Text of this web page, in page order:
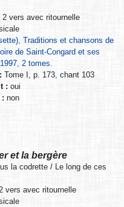
2 vers avec ritournelle
Traditions et chansons de
de Saint-Congard et ses
2 tomes.
Tome I, p. 173, chant 103
: oui
: non
et la bergère
la codrette / Le long de ces
vers avec ritournelle